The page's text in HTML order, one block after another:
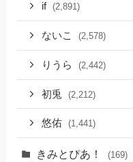
if (2,891)
ないこ (2,578)
りうら (2,442)
初兎 (2,212)
悠佑 (1,441)
きみとぴあ！ (169)